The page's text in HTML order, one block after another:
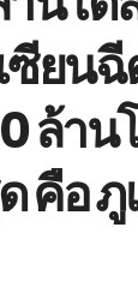
ซียน
ล้า
คือ